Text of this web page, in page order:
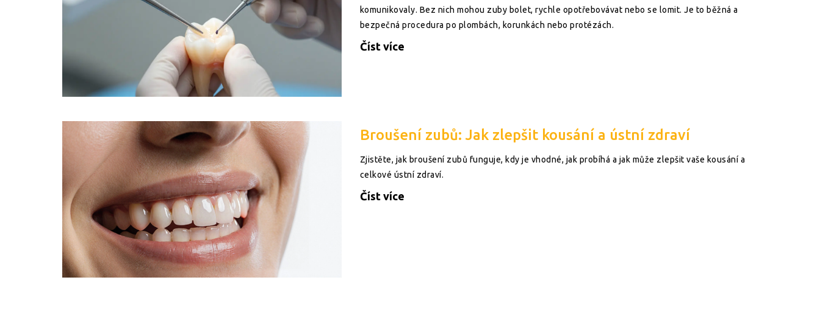
komunikovaly. Bez nich mohou zuby bolet, rychle opotřebovávat nebo se lomit. Je to běžná a
bezpečná procedura po plombách, korunkách nebo protézách.
Číst více
Broušení zubů: Jak zlepšit kousání a ústní zdraví
Zjistěte, jak broušení zubů funguje, kdy je vhodné, jak probíhá a jak může zlepšit vaše kousání a
celkové ústní zdraví.
Číst více